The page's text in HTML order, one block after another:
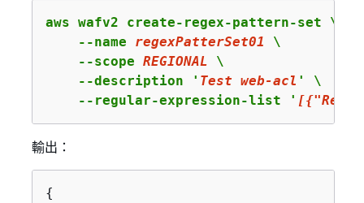
aws wafv2 create-regex-pattern-set \
    --name
regexPatterSet01 \
    --scope
REGIONAL \
    --description '
Test web-acl ' \
    --regular-expression-list '
[{
輸出：
{